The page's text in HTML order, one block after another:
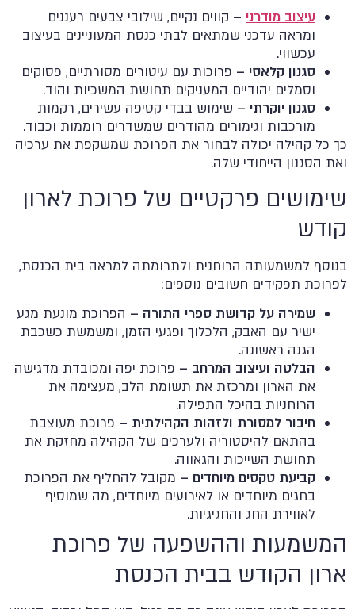
עיצוב מודרני – קווים נקיים, שילובי צבעים רעננים
ומראה עדכני שמתאים לבתי כנסת המעוניינים בעיצוב
עכשווי.
סגנון קלאסי – פרוכות עם עיטורים מסורתיים, פסוקים
וסמלים יהודיים המעניקים תחושת המשכיות והוד.
סגנון יוקרתי – שימוש בבדי קטיפה עשירים, רקמות
מורכבות וגימורים מהודרים שמשדרים רוממות וכבוד.
כך כל קהילה יכולה לבחור את הפרוכת שמשקפת את ערכיה
ואת הסגנון הייחודי שלה.
שימושים פרקטיים של פרוכת לארון
קודש
בנוסף למשמעותה הרוחנית ולתרומתה למראה בית הכנסת,
לפרוכת תפקידים חשובים נוספים:
שמירה על קדושת ספרי התורה – הפרוכת מונעת מגע
ישיר עם האבק, הלכלוך ופגעי הזמן, ומשמשת כשכבת
הגנה ראשונה.
הבלטה ועיצוב המרחב – פרוכת יפה ומכובדת מדגישה
את הארון ומרכזת את תשומת הלב, מעצימה את
הרוחניות בהיכל התפילה.
חיבור למסורת ולזהות הקהילתית – פרוכת מעוצבת
בהתאם להיסטוריה ולערכים של הקהילה מחזקת את
תחושת השייכות והגאווה.
קביעת טקסים מיוחדים – מקובל להחליף את הפרוכת
בחגים מיוחדים או לאירועים מיוחדים, מה שמוסיף
לאווירת החג והחגיגיות.
המשמעות וההשפעה של פרוכת
ארון הקודש בבית הכנסת